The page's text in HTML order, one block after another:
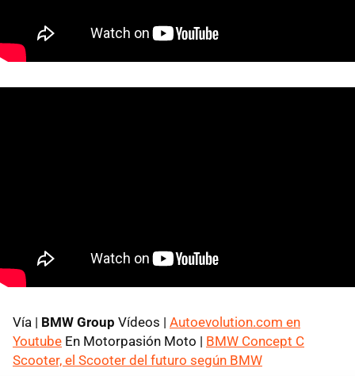
Vía | BMW Group Vídeos | Autoevolution.com en
Youtube En Motorpasión Moto | BMW Concept C
Scooter, el Scooter del futuro según BMW